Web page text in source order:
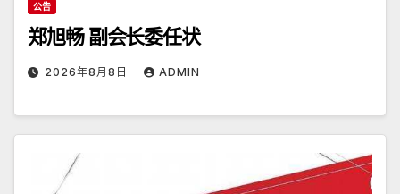
公告
郑旭畅 副会长委任状
2026年8月8日 ADMIN